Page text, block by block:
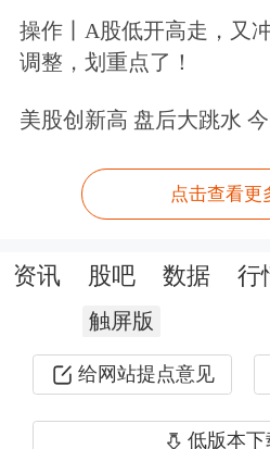
重要的里程碑。”李
调，这意味着AI驱动
收入结构中的主体部
具体的业务构成中，
为三大板块，即AI
用，以及自动驾驶。
拆解来看，智能云基
长的核心引擎。一季
础设施收入88亿元，
操作丨A股低开高走，又
调整，划重点了！
美股创新高 盘后大跳水
点击查看更
资讯 股吧 数据 行
触屏版
给网站提点意见
低版本